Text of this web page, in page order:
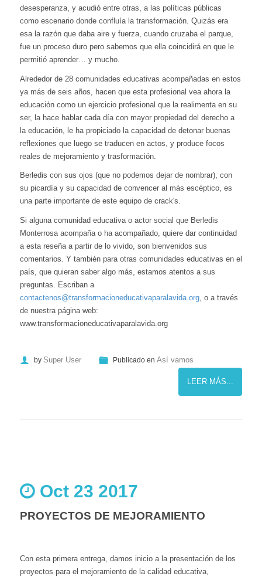
desesperanza, y acudió entre otras, a las políticas públicas
como escenario donde confluía la transformación. Quizás era
esa la razón que daba aire y fuerza, cuando cruzaba el parque,
fue un proceso duro pero sabemos que ella coincidirá en que le
permitió aprender… y mucho.
Alrededor de 28 comunidades educativas acompañadas en estos
ya más de seis años, hacen que esta profesional vea ahora la
educación como un ejercicio profesional que la realimenta en su
ser, la hace hablar cada día con mayor propiedad del derecho a
la educación, le ha propiciado la capacidad de detonar buenas
reflexiones que luego se traducen en actos, y produce focos
reales de mejoramiento y trasformación.
Berledis con sus ojos (que no podemos dejar de nombrar), con
su picardía y su capacidad de convencer al más escéptico, es
una parte importante de este equipo de crack's.
Si alguna comunidad educativa o actor social que Berledis
Monterrosa acompaña o ha acompañado, quiere dar continuidad
a esta reseña a partir de lo vivido, son bienvenidos sus
comentarios. Y también para otras comunidades educativas en el
país, que quieran saber algo más, estamos atentos a sus
preguntas. Escriban a
contactenos@transformacioneducativaparalavida.org , o a través
de nuestra página web:
www.transformacioneducativaparalavida.org
by Super User Publicado en Así vamos
LEER MÁS...
Oct 23 2017
PROYECTOS DE MEJORAMIENTO
Con esta primera entrega, damos inicio a la presentación de los
proyectos para el mejoramiento de la calidad educativa,